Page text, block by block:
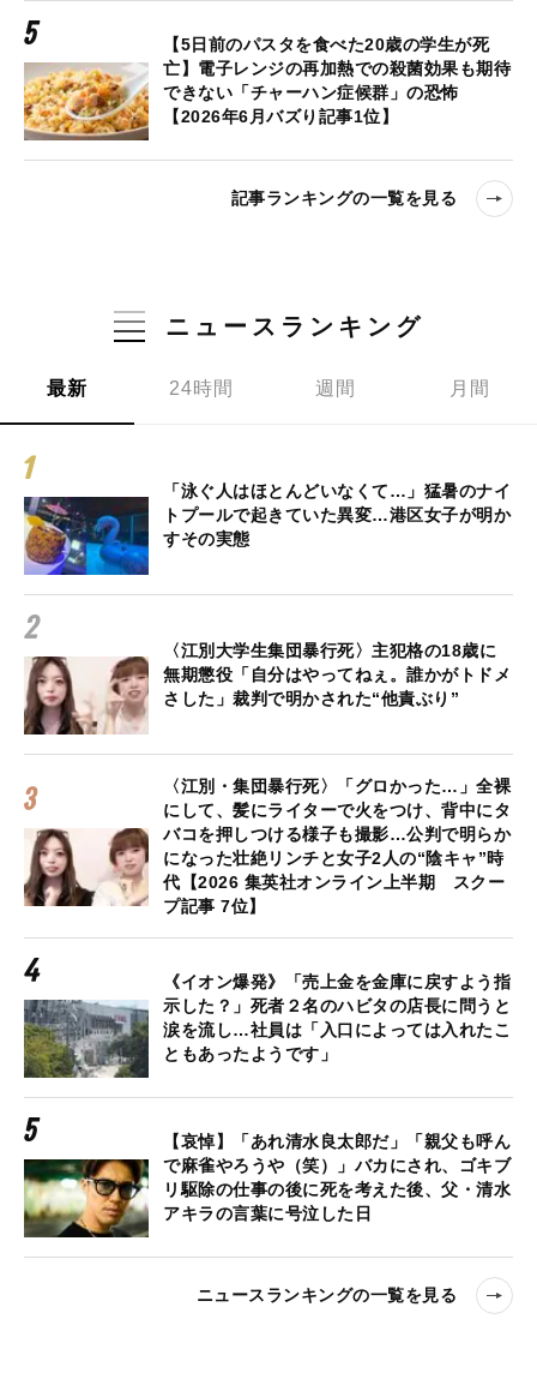
【5日前のパスタを食べた20歳の学生が死
亡】電子レンジの再加熱での殺菌効果も期待
できない「チャーハン症候群」の恐怖
【2026年6月バズり記事1位】
記事ランキングの一覧を見る
ニュースランキング
最新 24時間 週間 月間
「泳ぐ人はほとんどいなくて…」猛暑のナイ
トプールで起きていた異変…港区女子が明か
すその実態
〈江別大学生集団暴行死〉主犯格の18歳に
無期懲役「自分はやってねぇ。誰かがトドメ
さした」裁判で明かされた“他責ぶり”
〈江別・集団暴行死〉「グロかった…」全裸
にして、髪にライターで火をつけ、背中にタ
バコを押しつける様子も撮影…公判で明らか
になった壮絶リンチと女子2人の“陰キャ”時
代【2026 集英社オンライン上半期 スクー
プ記事 7位】
《イオン爆発》「売上金を金庫に戻すよう指
示した？」死者２名のハビタの店長に問うと
涙を流し…社員は「入口によっては入れたこ
ともあったようです」
【哀悼】「あれ清水良太郎だ」「親父も呼ん
で麻雀やろうや（笑）」バカにされ、ゴキブ
リ駆除の仕事の後に死を考えた後、父・清水
アキラの言葉に号泣した日
ニュースランキングの一覧を見る